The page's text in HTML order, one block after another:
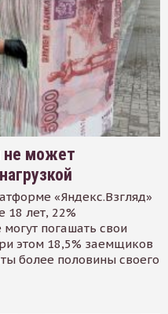
не может
«Яндекс.Взгляд»
18 лет, 22%
погашать свои
этом 18,5% заемщиков
более половины своего